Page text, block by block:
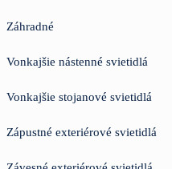
Záhradné
Vonkajšie nástenné svietidlá
Vonkajšie stojanové svietidlá
Zápustné exteriérové svietidlá